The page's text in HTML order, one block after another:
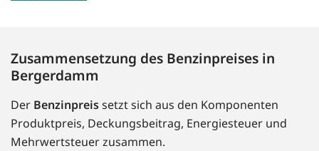
Zusammensetzung des Benzinpreises in
Bergerdamm
Der Benzinpreissetzt sich aus den Komponenten
Produktpreis, Deckungsbeitrag, Energiesteuer und
Mehrwertsteuer zusammen.